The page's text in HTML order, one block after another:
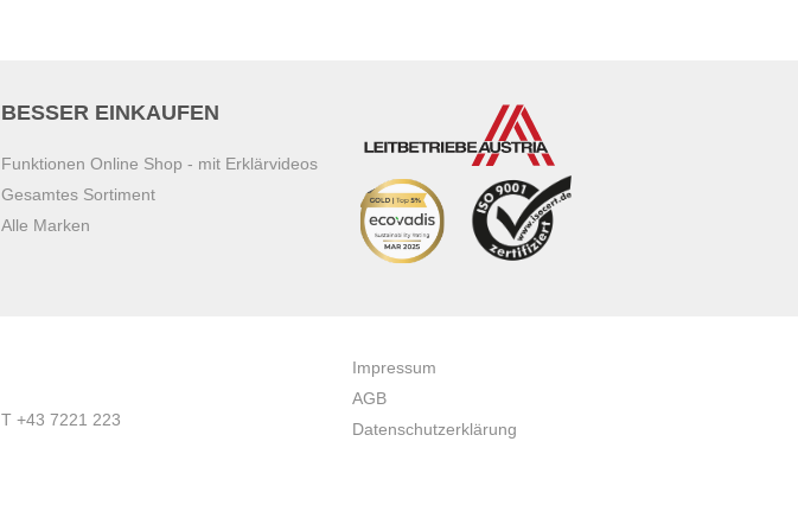
BESSER EINKAUFEN
Funktionen Online Shop - mit Erklärvideos
Gesamtes Sortiment
Alle Marken
T +43 7221 223
Impressum
AGB
Datenschutzerklärung